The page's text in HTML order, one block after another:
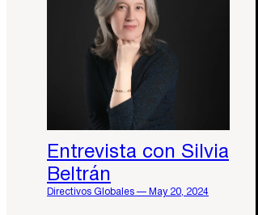
Entrevista con Silvia
Beltrán
Directivos Globales — May 20, 2024